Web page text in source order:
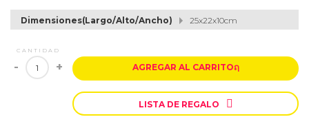
Dimensiones(Largo/Alto/Ancho) 25x22x10cm
CANTIDAD
- + AGREGAR AL CARRITOຐ
LISTA DE REGALO 